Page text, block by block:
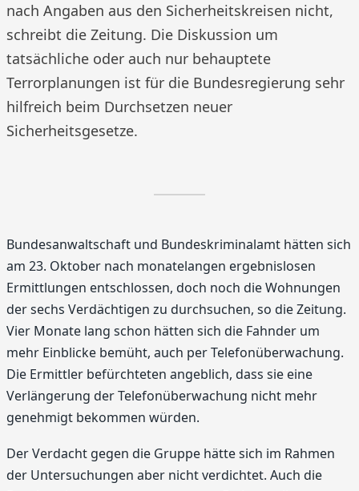
nach Angaben aus den Sicherheitskreisen nicht,
schreibt die Zeitung. Die Diskussion um
tatsächliche oder auch nur behauptete
Terrorplanungen ist für die Bundesregierung sehr
hilfreich beim Durchsetzen neuer
Sicherheitsgesetze.
Bundesanwaltschaft und Bundeskriminalamt hätten sich
am 23. Oktober nach monatelangen ergebnislosen
Ermittlungen entschlossen, doch noch die Wohnungen
der sechs Verdächtigen zu durchsuchen, so die Zeitung.
Vier Monate lang schon hätten sich die Fahnder um
mehr Einblicke bemüht, auch per Telefonüberwachung.
Die Ermittler befürchteten angeblich, dass sie eine
Verlängerung der Telefonüberwachung nicht mehr
genehmigt bekommen würden.
Der Verdacht gegen die Gruppe hätte sich im Rahmen
der Untersuchungen aber nicht verdichtet. Auch die